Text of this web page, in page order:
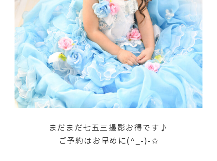
まだまだ七五三撮影お得です♪
ご予約はお早めに(^_-)-✩